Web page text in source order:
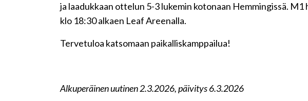
ja laadukkaan ottelun 5-3 lukemin kotonaan Hemmingissä. M1
klo 18:30 alkaen Leaf Areenalla.
Tervetuloa katsomaan paikalliskamppailua!
Alkuperäinen uutinen 2.3.2026, päivitys 6.3.2026